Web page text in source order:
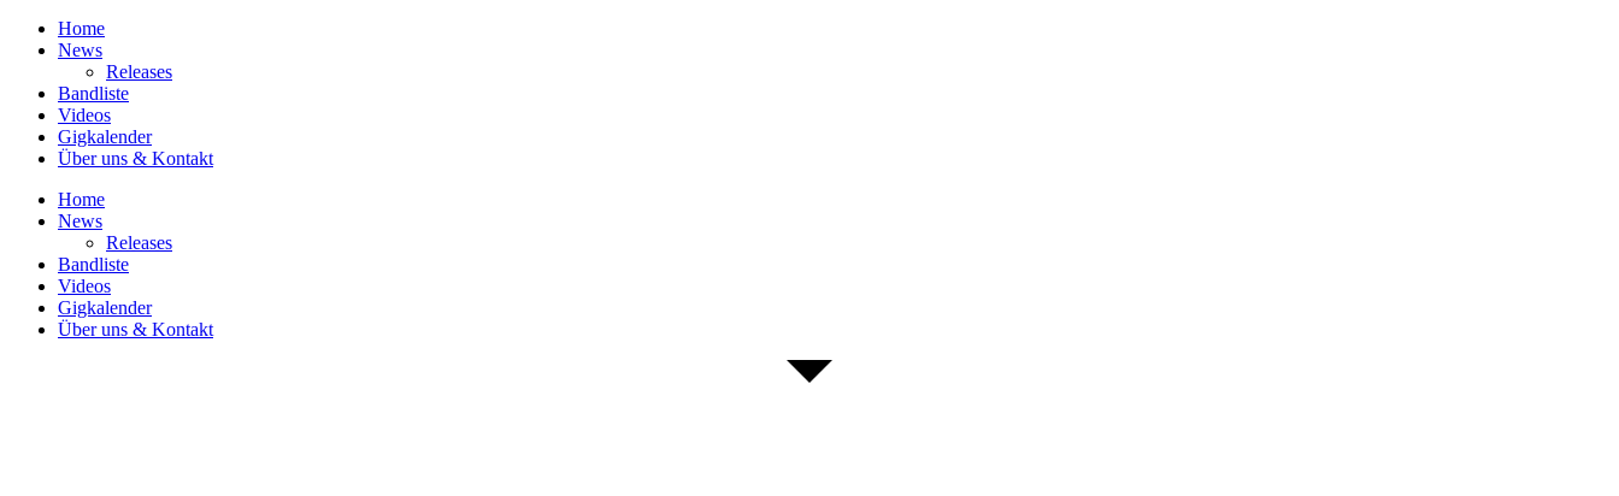
Home
News
Releases
Bandliste
Videos
Gigkalender
Über uns & Kontakt
Home
News
Releases
Bandliste
Videos
Gigkalender
Über uns & Kontakt